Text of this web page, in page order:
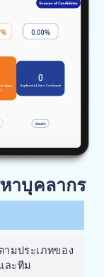
าบุคลากร
มประเภทของ
ละทีม